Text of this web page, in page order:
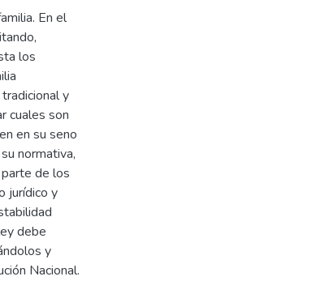
En el
los
y
cuales son
en su seno
normativa,
de los
jurídico y
debe
y
Nacional.